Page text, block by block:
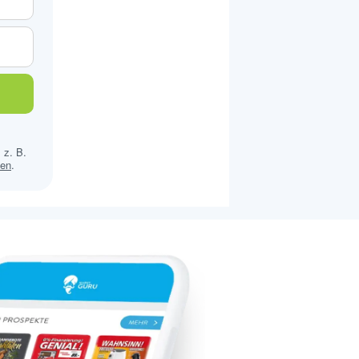
z. B.
.